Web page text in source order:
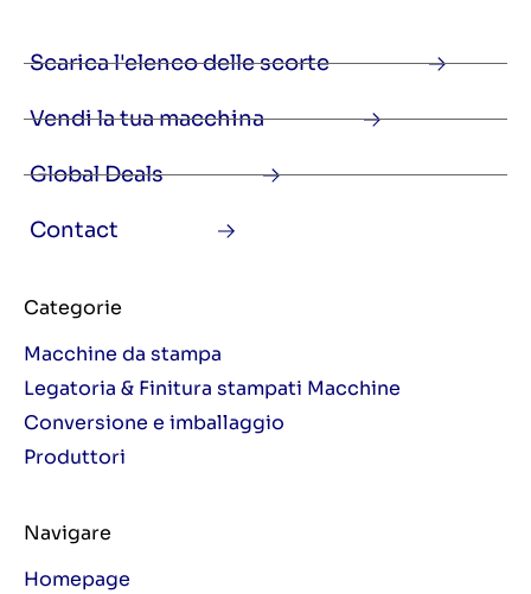
Scarica l'elenco delle scorte
Vendi la tua macchina
Global Deals
Contact
Categorie
Macchine da stampa
Legatoria & Finitura stampati Macchine
Conversione e imballaggio
Produttori
Navigare
Homepage